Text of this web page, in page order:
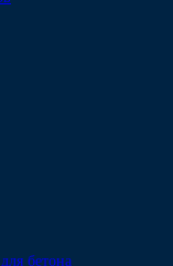
бетона